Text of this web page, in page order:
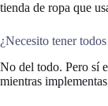
tienda de ropa que
¿Necesito tener
No del todo. Pero sí
mientras